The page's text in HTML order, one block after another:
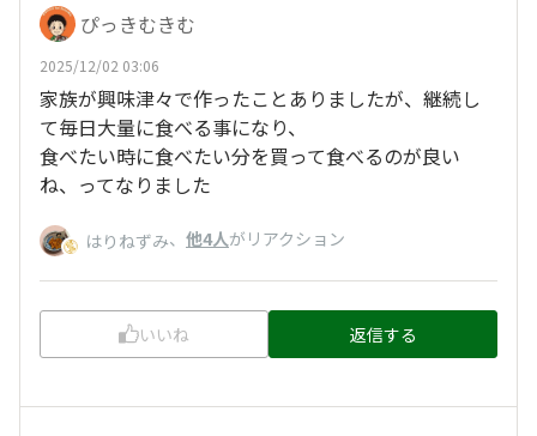
ぴっきむきむ
2025/12/02 03:06
家族が興味津々で作ったことありましたが、継続し
て毎日大量に食べる事になり、
食べたい時に食べたい分を買って食べるのが良い
ね、ってなりました
はりねずみ、 他4人がリアクション
いいね 返信する